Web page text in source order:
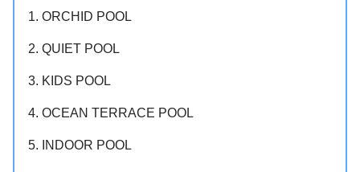
ORCHID POOL
QUIET POOL
KIDS POOL
OCEAN TERRACE POOL
INDOOR POOL